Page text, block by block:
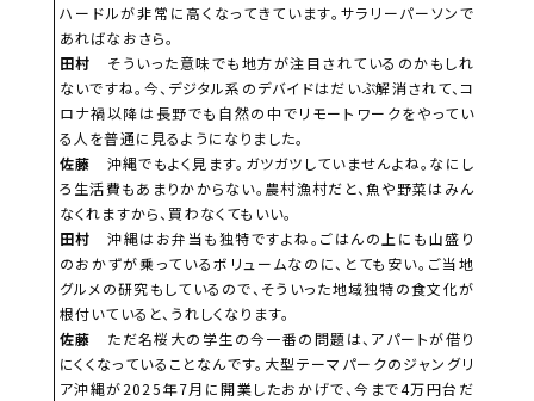
ハードルが非常に高くなってきています。サラリーパーソンで
あればなおさら。
田村
そういった意味でも地方が注目されているのかもしれ
ないですね。今、デジタル系のデバイドはだいぶ解消されて、コ
ロナ禍以降は長野でも自然の中でリモートワークをやってい
る人を普通に見るようになりました。
佐藤 沖縄でもよく見ます。ガツガツしていませんよね。なにし
ろ生活費もあまりかからない。農村漁村だと、魚や野菜はみん
なくれますから、買わなくてもいい。
田村
沖縄はお弁当も独特ですよね。ごはんの上にも山盛り
のおかずが乗っているボリュームなのに、とても安い。ご当地
グルメの研究もしているので、そういった地域独特の食文化が
根付いていると、うれしくなります。
佐藤 ただ名桜大の学生の今一番の問題は、アパートが借り
にくくなっていることなんです。大型テーマパークのジャングリ
ア沖縄が2025年7月に開業したおかげで、今まで4万円台だ